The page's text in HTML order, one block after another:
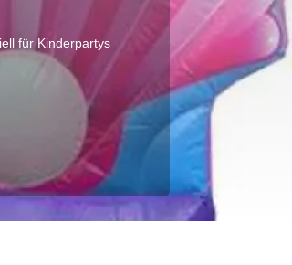
für Kinderpartys